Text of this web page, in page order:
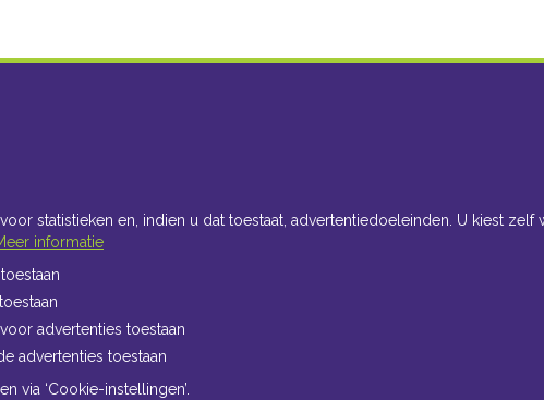
statistieken en, indien u dat toestaat, advertentiedoeleinden. U kiest zelf
informatie
advertenties toestaan
advertenties toestaan
via ‘Cookie-instellingen’.